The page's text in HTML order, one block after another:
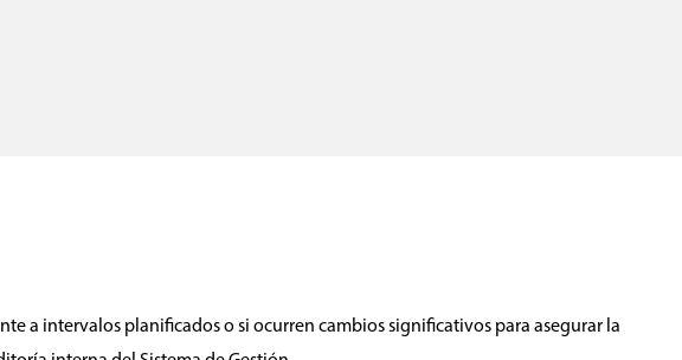
a intervalos planificados o si ocurren cambios significativos para asegurar la